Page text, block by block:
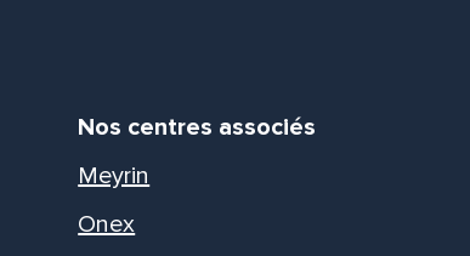
Nos centres associés
Meyrin
Onex